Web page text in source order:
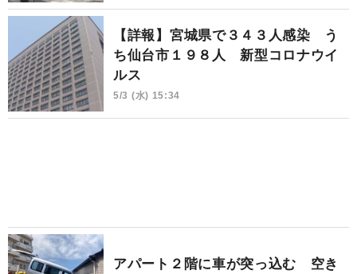
【詳報】宮城県で３４３人感染 う
ち仙台市１９８人 新型コロナウイ
ルス
5/3 (水) 15:34
アパート２階に車が突っ込む 空き